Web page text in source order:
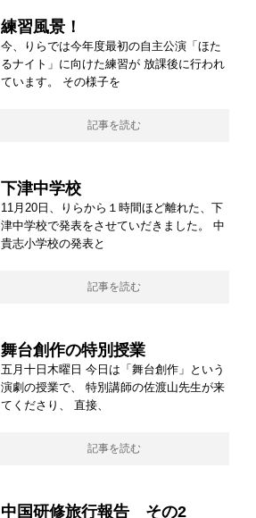
練習風景！
今、りらでは今年度最初の自主公演「ほた
るナイト」に向けた練習が 放課後に行われ
ています。 その様子を
記事を読む
下津中学校
11月20日、りらから１時間ほど離れた、下
津中学校で発表をさせていだきました。 中
貴志小学校の発表と
記事を読む
舞台創作の特別授業
五月十日木曜日 今日は「舞台創作」という
演劇の授業で、 特別講師の佐渡山先生が来
てくださり、 直接、
記事を読む
中国研修旅行報告 その2